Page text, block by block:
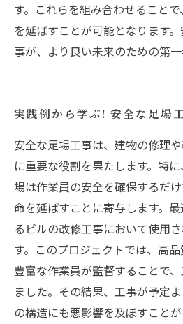
す。これらを組み合わせること
を延ばすことが可能となります
事が、より良い未来のための第一
実践例から学ぶ! 安全な足場
安全な足場工事は、建物の修理
に重要な役割を果たします。特
場は作業員の安全を確保するだ
命を延ばすことに寄与します。
るビルの改修工事において使用
す。このプロジェクトでは、高
豊富な作業員が監督することで
ました。その結果、工事が予定
の構造にも悪影響を及ぼすこと